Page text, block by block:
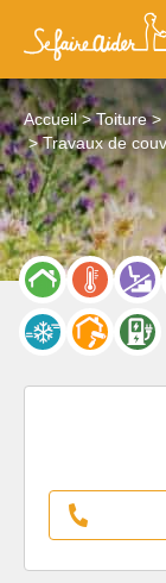
Accueil Toiture
Travaux de